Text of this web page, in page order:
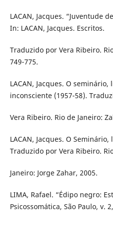
LACAN, Jacques. “Juventude
In: LACAN, Jacques. Escritos.
Traduzido por Vera Ribeiro.
749-775.
LACAN, Jacques. O
inconsciente (1957-58).
Vera Ribeiro. Rio de Janeiro:
LACAN, Jacques. O
Traduzido por Vera Ribeiro.
Janeiro: Jorge Zahar, 2005.
LIMA, Rafael. “Édipo negro:
Psicossomática, São Paulo, v.